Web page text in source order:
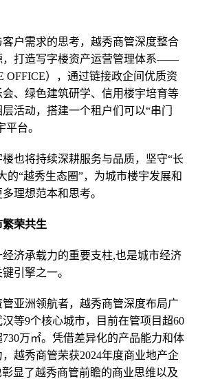
户需求的思考，越秀商管深度整合
，打造写字楼资产运营管理体系——
OFFICE），通过链接政企间优质资
、绿色建筑研学、信用楼宇培育等
活动，搭建一个租户们可以“串门
平台。
也将持续深耕服务与品质，坚守“长
的“越秀生态圈”，为城市楼宇发展和
理想范本和思考。
荣共生
济承载力的重要支柱,也是城市经济
引擎之一。
亚洲领航者，越秀商管深度布局广
等9个核心城市，目前在管项目超60
万㎡。凭借差异化的产品能力和体
越秀商管荣获2024年度商业地产企
显了越秀商管前瞻的商业思维以及